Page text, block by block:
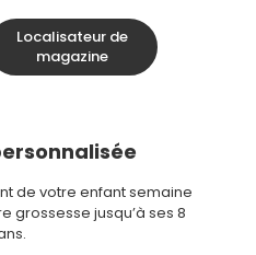
Localisateur de
magazine
de votre enfant semaine
grossesse jusqu’à ses 8